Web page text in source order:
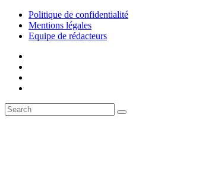
Politique de confidentialité
Mentions légales
Equipe de rédacteurs